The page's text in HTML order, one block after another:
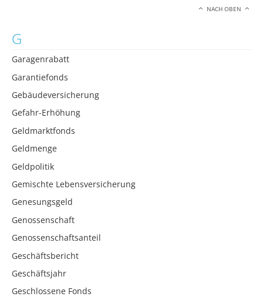
NACH OBEN
G
Garagenrabatt
Garantiefonds
Gebäudeversicherung
Gefahr-Erhöhung
Geldmarktfonds
Geldmenge
Geldpolitik
Gemischte Lebensversicherung
Genesungsgeld
Genossenschaft
Genossenschaftsanteil
Geschäftsbericht
Geschäftsjahr
Geschlossene Fonds